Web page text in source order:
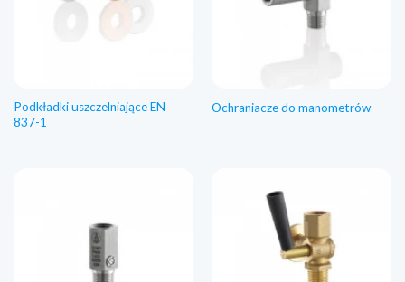
Podkładki uszczelniające EN
837-1
Ochraniacze do manometrów